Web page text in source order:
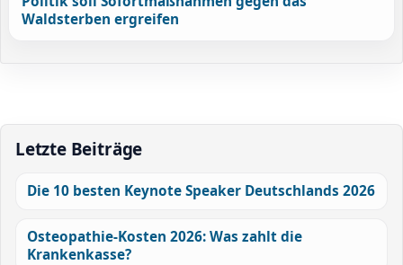
Waldsterben ergreifen
Letzte Beiträge
Die 10 besten Keynote Speaker Deutschlands 2026
Osteopathie-Kosten 2026: Was zahlt die
Krankenkasse?